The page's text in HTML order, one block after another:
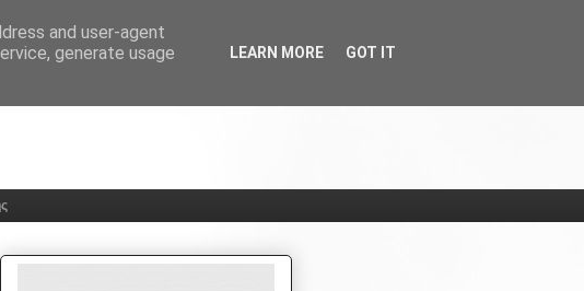
and user-agent
generate usage
LEARN MORE GOT IT